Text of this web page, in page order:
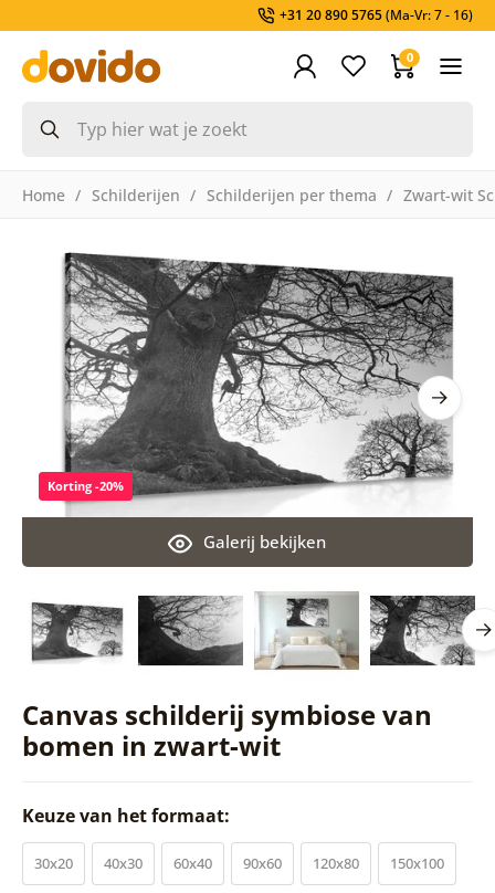
+31 20 890 5765(Ma-Vr: 7 - 16)
0
Home Schilderijen Schilderijen per thema Zwart-wit
Canvas schilderij symbiose van
bomen in zwart-wit
Galerij bekijken
Korting -20%
Keuze van het formaat:
30x20 40x30 60x40 90x60 120x80 150x100